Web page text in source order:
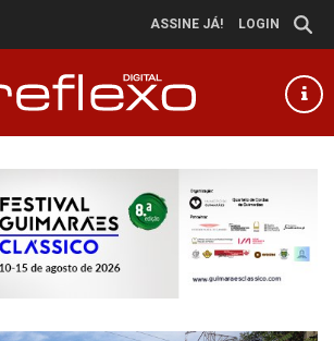
ASSINE JÁ! LOGIN